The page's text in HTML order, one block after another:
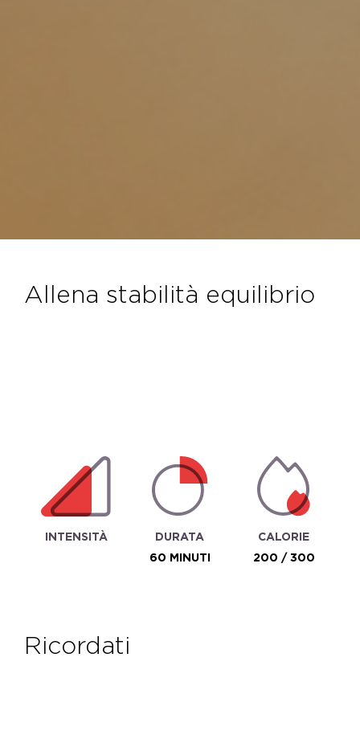
allena stabilità equilibrio
INTENSITÀ
DURATA
60 MINUTI
CALORIE
200 / 300
ricordati